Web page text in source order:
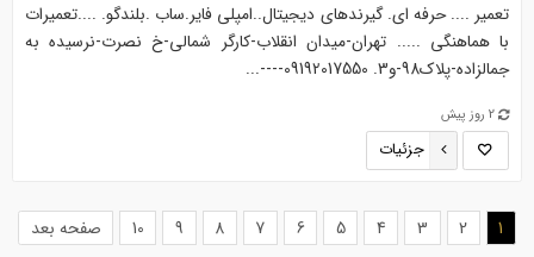
تعمیر .... حرفه ای. گیرندهای دیجیتال..امپلی فایر.ساب .بلندگو. ....‌‌تعمیرات
با هماهنگی ..... تهران-میدان انقلاب-کارگر شمالی-خ نصرت-نرسیده به
جمالزاده-پلاک98-و3. 09192017550----...
2 روز پیش
جزئیات
1
(current)
2
3
4
5
6
7
8
9
10 صفحه بعد